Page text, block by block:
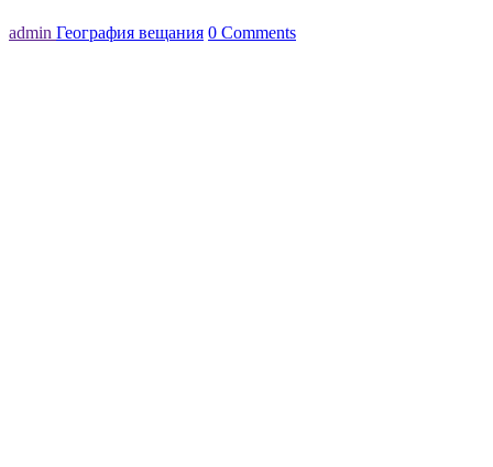
admin География вещания 0 Comments